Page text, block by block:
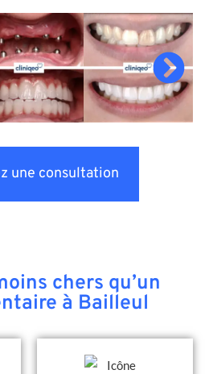
une consultation
chers qu’un
à Bailleul